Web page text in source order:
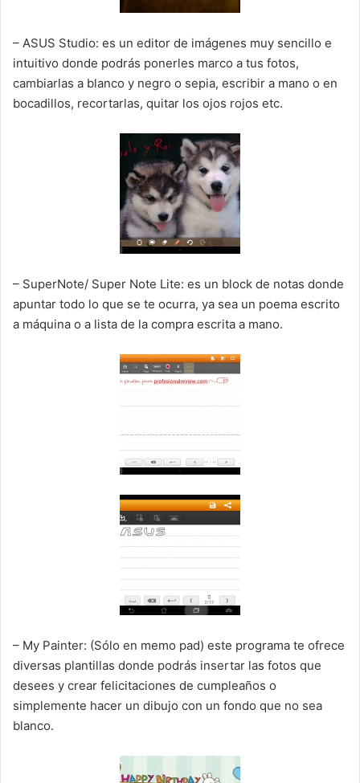
– ASUS Studio: es un editor de imágenes muy sencillo e
intuitivo donde podrás ponerles marco a tus fotos,
cambiarlas a blanco y negro o sepia, escribir a mano o en
bocadillos, recortarlas, quitar los ojos rojos etc.
– SuperNote/ Super Note Lite: es un block de notas donde
apuntar todo lo que se te ocurra, ya sea un poema escrito
a máquina o a lista de la compra escrita a mano.
– My Painter: (Sólo en memo pad) este programa te ofrece
diversas plantillas donde podrás insertar las fotos que
desees y crear felicitaciones de cumpleaños o
simplemente hacer un dibujo con un fondo que no sea
blanco.